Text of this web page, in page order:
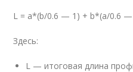
L = a*(b/0.6 — 1) + b*(a/0.6
Здесь:
L — итоговая длина